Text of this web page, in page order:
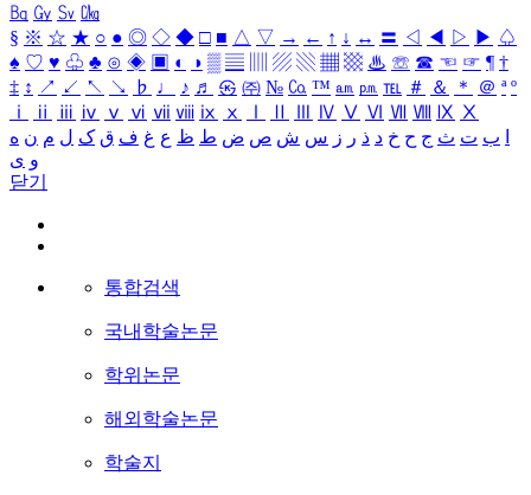
㏃ ㏉ ㏜ ㏆
§ ※ ☆ ★ ○ ● ◎ ◇ ◆ □ ■ △ ▽ → ← ↑ ↓ ↔ 〓 ◁ ◀ ▷ ▶ ♤
♠ ♡ ♥ ♧ ♣ ⊙ ◈ ▣ ◐ ◑ ▒ ▤ ▨ ▧ ▦ ▩ ♨ ☏ ☎ ☜ ☞ ¶ †
‡ ↕ ↗ ↙ ↖ ↘ ♭ ♩ ♪ ♬ ㉿ ㈜ № ㏇ ™ ㏂ ㏘ ℡ ＃ ＆ ＊ ＠ ª º
ⅰ
ⅱ ⅲ ⅳ ⅴ ⅵ ⅶ ⅷ ⅸ ⅹ Ⅳ Ⅴ Ⅵ Ⅶ Ⅷ Ⅸ Ⅹ
ب ت ث ج ح خ د ذ ر ز س ش ص ض ط ظ ع غ ف ق ک ل م ن ه
و ی
닫기
통합검색
국내학술논문
학위논문
해외학술논문
학술지